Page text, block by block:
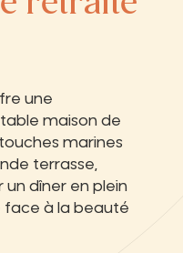
une
maison de
marines
terrasse,
un dîner en plein
face à la beauté